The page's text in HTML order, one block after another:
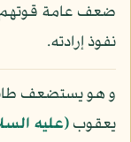
ضعف عامة قوتهم
نفوذ إرادته.
و هو يستضعف
يعقوب(عليه